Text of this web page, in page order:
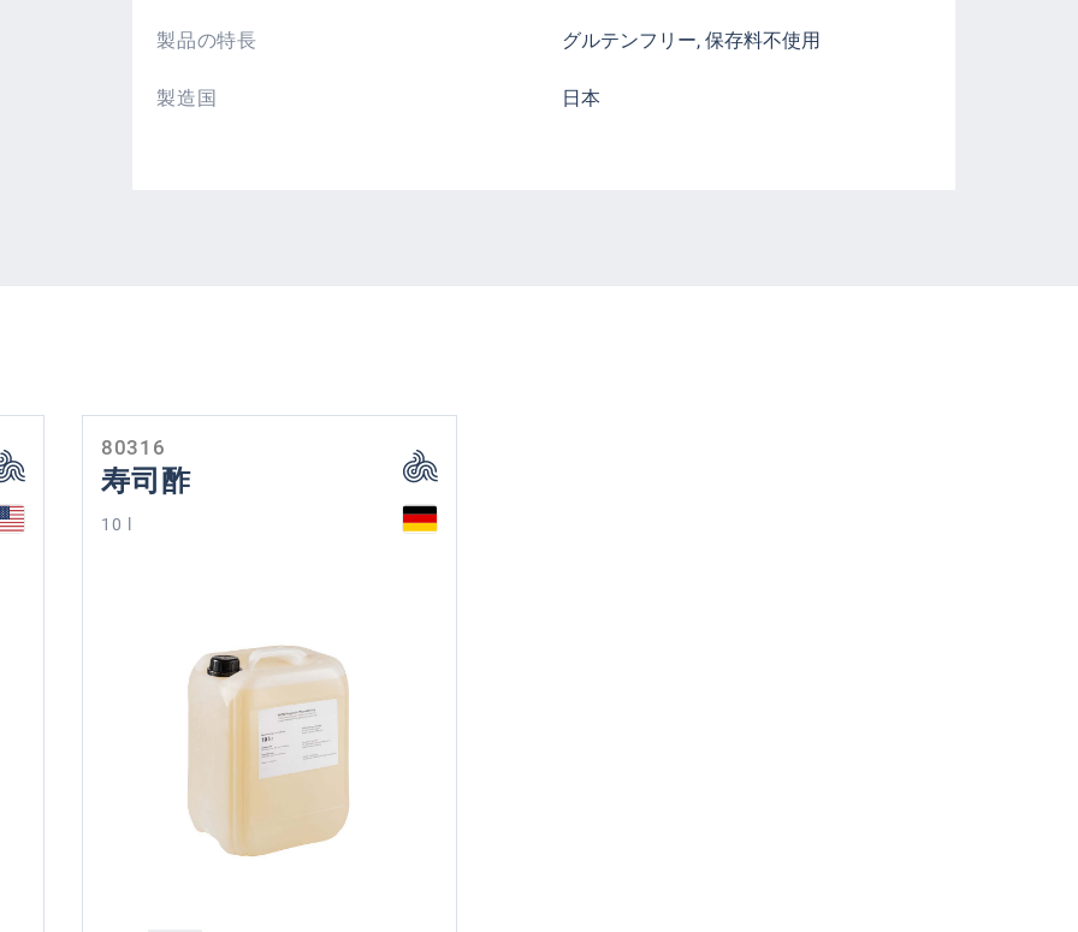
製品の特長 グルテンフリー, 保存料不使用
製造国 日本
80316
寿司酢
10 l